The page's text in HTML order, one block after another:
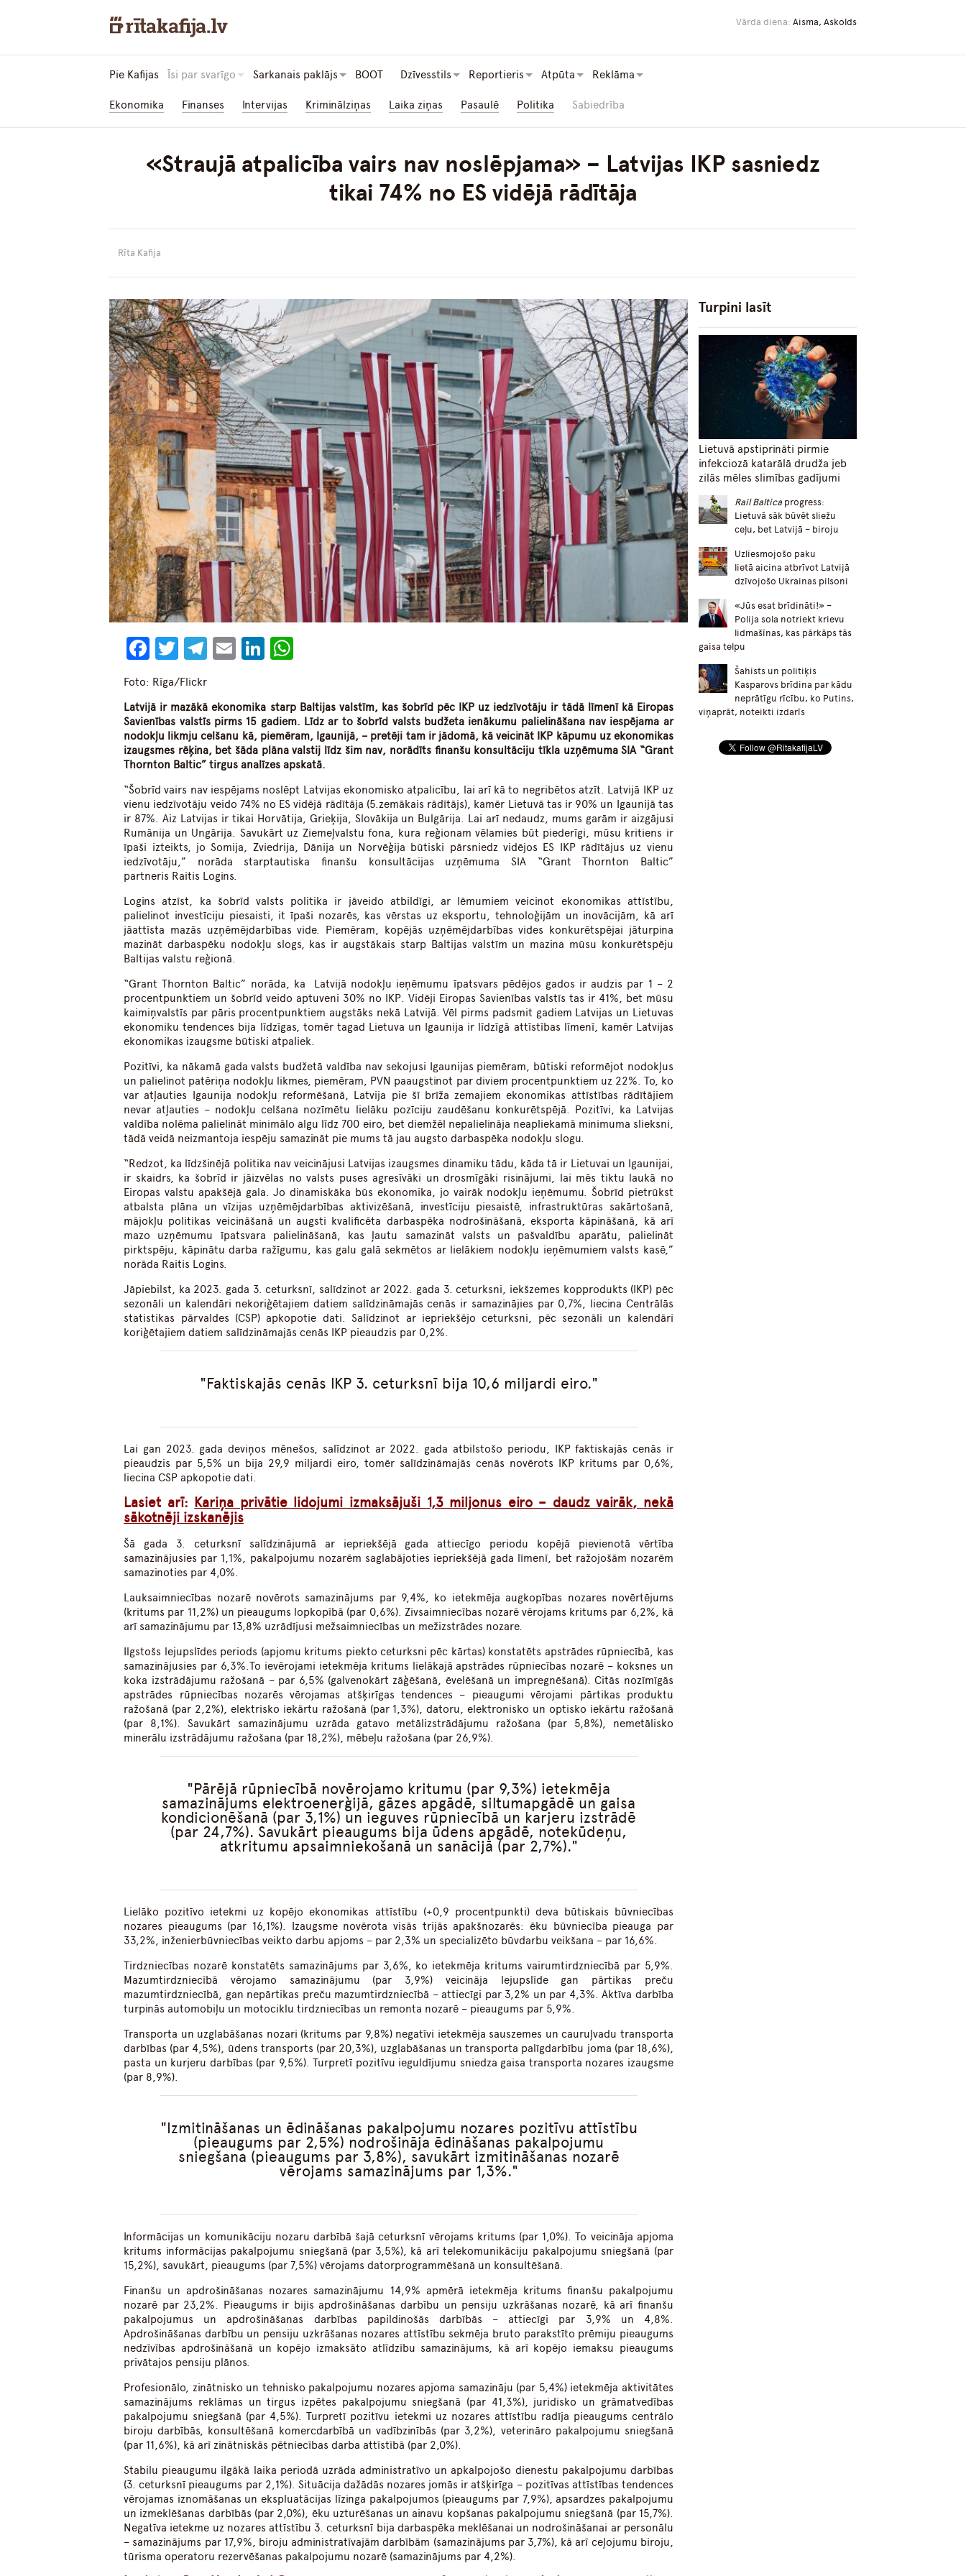
Vārda diena: Aisma, Askolds
Pie Kafijas Īsi par svarīgo Sarkanais paklājs BOOT Dzīvesstils Reportieris Atpūta Reklāma
Ekonomika Finanses Intervijas Kriminālziņas Laika ziņas Pasaulē Politika Sabiedrība
«Straujā atpalicība vairs nav noslēpjama» – Latvijas IKP sasniedz
tikai 74% no ES vidējā rādītāja
Rīta Kafija
Facebook
Twitter
Telegram
EmailLinkedIn
Foto: Rīga/Flickr
Latvijā ir mazākā ekonomika starp Baltijas valstīm, kas šobrīd pēc IKP uz iedzīvotāju ir tādā līmenī kā Eiropas
Savienības valstīs pirms 15 gadiem. Līdz ar to šobrīd valsts budžeta ienākumu palielināšana nav iespējama ar
nodokļu likmju celšanu kā, piemēram, Igaunijā, – pretēji tam ir jādomā, kā veicināt IKP kāpumu uz ekonomikas
izaugsmes rēķina, bet šāda plāna valstij līdz šim nav, norādīts finanšu konsultāciju tīkla uzņēmuma SIA “Grant
Thornton Baltic” tirgus analīzes apskatā.
“Šobrīd vairs nav iespējams noslēpt Latvijas ekonomisko atpalicību, lai arī kā to negribētos atzīt. Latvijā IKP uz
vienu iedzīvotāju veido 74% no ES vidējā rādītāja (5.zemākais rādītājs), kamēr Lietuvā tas ir 90% un Igaunijā tas
ir 87%. Aiz Latvijas ir tikai Horvātija, Grieķija, Slovākija un Bulgārija. Lai arī nedaudz, mums garām ir aizgājusi
Rumānija un Ungārija. Savukārt uz Ziemeļvalstu fona, kura reģionam vēlamies būt piederīgi, mūsu kritiens ir
īpaši izteikts, jo Somija, Zviedrija, Dānija un Norvēģija būtiski pārsniedz vidējos ES IKP rādītājus uz vienu
iedzīvotāju,” norāda starptautiska finanšu konsultācijas uzņēmuma SIA “Grant Thornton Baltic”
partneris Raitis Logins.
Logins atzīst, ka šobrīd valsts politika ir jāveido atbildīgi, ar lēmumiem veicinot ekonomikas attīstību,
palielinot investīciju piesaisti, it īpaši nozarēs, kas vērstas uz eksportu, tehnoloģijām un inovācijām, kā arī
jāattīsta mazās uzņēmējdarbības vide. Piemēram, kopējās uzņēmējdarbības vides konkurētspējai jāturpina
mazināt darbaspēku nodokļu slogs, kas ir augstākais starp Baltijas valstīm un mazina mūsu konkurētspēju
Baltijas valstu reģionā.
“Grant Thornton Baltic” norāda, ka Latvijā nodokļu ieņēmumu īpatsvars pēdējos gados ir audzis par 1 – 2
procentpunktiem un šobrīd veido aptuveni 30% no IKP. Vidēji Eiropas Savienības valstīs tas ir 41%, bet mūsu
kaimiņvalstīs par pāris procentpunktiem augstāks nekā Latvijā. Vēl pirms padsmit gadiem Latvijas un Lietuvas
ekonomiku tendences bija līdzīgas, tomēr tagad Lietuva un Igaunija ir līdzīgā attīstības līmenī, kamēr Latvijas
ekonomikas izaugsme būtiski atpaliek.
Pozitīvi, ka nākamā gada valsts budžetā valdība nav sekojusi Igaunijas piemēram, būtiski reformējot nodokļus
un palielinot patēriņa nodokļu likmes, piemēram, PVN paaugstinot par diviem procentpunktiem uz 22%. To, ko
var atļauties Igaunija nodokļu reformēšanā, Latvija pie šī brīža zemajiem ekonomikas attīstības rādītājiem
nevar atļauties – nodokļu celšana nozīmētu lielāku pozīciju zaudēšanu konkurētspējā. Pozitīvi, ka Latvijas
valdība nolēma palielināt minimālo algu līdz 700 eiro, bet diemžēl nepalielināja neapliekamā minimuma slieksni,
tādā veidā neizmantoja iespēju samazināt pie mums tā jau augsto darbaspēka nodokļu slogu.
“Redzot, ka līdzšinējā politika nav veicinājusi Latvijas izaugsmes dinamiku tādu, kāda tā ir Lietuvai un Igaunijai,
ir skaidrs, ka šobrīd ir jāizvēlas no valsts puses agresīvāki un drosmīgāki risinājumi, lai mēs tiktu laukā no
Eiropas valstu apakšējā gala. Jo dinamiskāka būs ekonomika, jo vairāk nodokļu ieņēmumu. Šobrīd pietrūkst
atbalsta plāna un vīzijas uzņēmējdarbības aktivizēšanā, investīciju piesaistē, infrastruktūras sakārtošanā,
mājokļu politikas veicināšanā un augsti kvalificēta darbaspēka nodrošināšanā, eksporta kāpināšanā, kā arī
mazo uzņēmumu īpatsvara palielināšanā, kas ļautu samazināt valsts un pašvaldību aparātu, palielināt
pirktspēju, kāpinātu darba ražīgumu, kas galu galā sekmētos ar lielākiem nodokļu ieņēmumiem valsts kasē,”
norāda Raitis Logins.
Jāpiebilst, ka 2023. gada 3. ceturksnī, salīdzinot ar 2022. gada 3. ceturksni, iekšzemes kopprodukts (IKP) pēc
sezonāli un kalendāri nekoriģētajiem datiem salīdzināmajās cenās ir samazinājies par 0,7%, liecina Centrālās
statistikas pārvaldes (CSP) apkopotie dati. Salīdzinot ar iepriekšējo ceturksni, pēc sezonāli un kalendāri
koriģētajiem datiem salīdzināmajās cenās IKP pieaudzis par 0,2%.
Faktiskajās cenās IKP 3. ceturksnī bija 10,6 miljardi eiro.
Lai gan 2023. gada deviņos mēnešos, salīdzinot ar 2022. gada atbilstošo periodu, IKP faktiskajās cenās ir
pieaudzis par 5,5% un bija 29,9 miljardi eiro, tomēr salīdzināmajās cenās novērots IKP kritums par 0,6%,
liecina CSP apkopotie dati.
Lasiet arī: Kariņa privātie lidojumi izmaksājuši 1,3 miljonus eiro – daudz vairāk, nekā
sākotnēji izskanējis
Šā gada 3. ceturksnī salīdzinājumā ar iepriekšējā gada attiecīgo periodu kopējā pievienotā vērtība
samazinājusies par 1,1%, pakalpojumu nozarēm saglabājoties iepriekšējā gada līmenī, bet ražojošām nozarēm
samazinoties par 4,0%.
Lauksaimniecības nozarē novērots samazinājums par 9,4%, ko ietekmēja augkopības nozares novērtējums
(kritums par 11,2%) un pieaugums lopkopībā (par 0,6%). Zivsaimniecības nozarē vērojams kritums par 6,2%, kā
arī samazinājumu par 13,8% uzrādījusi mežsaimniecības un mežizstrādes nozare.
Ilgstošs lejupslīdes periods (apjomu kritums piekto ceturksni pēc kārtas) konstatēts apstrādes rūpniecībā, kas
samazinājusies par 6,3%.To ievērojami ietekmēja kritums lielākajā apstrādes rūpniecības nozarē – koksnes un
koka izstrādājumu ražošanā – par 6,5% (galvenokārt zāģēšanā, ēvelēšanā un impregnēšanā). Citās nozīmīgās
apstrādes rūpniecības nozarēs vērojamas atšķirīgas tendences – pieaugumi vērojami pārtikas produktu
ražošanā (par 2,2%), elektrisko iekārtu ražošanā (par 1,3%), datoru, elektronisko un optisko iekārtu ražošanā
(par 8,1%). Savukārt samazinājumu uzrāda gatavo metālizstrādājumu ražošana (par 5,8%), nemetālisko
minerālu izstrādājumu ražošana (par 18,2%), mēbeļu ražošana (par 26,9%).
Pārējā rūpniecībā novērojamo kritumu (par 9,3%) ietekmēja
samazinājums elektroenerģijā, gāzes apgādē, siltumapgādē un gaisa
kondicionēšanā (par 3,1%) un ieguves rūpniecībā un karjeru izstrādē
(par 24,7%). Savukārt pieaugums bija ūdens apgādē, notekūdeņu,
atkritumu apsaimniekošanā un sanācijā (par 2,7%).
Lielāko pozitīvo ietekmi uz kopējo ekonomikas attīstību (+0,9 procentpunkti) deva būtiskais būvniecības
nozares pieaugums (par 16,1%). Izaugsme novērota visās trijās apakšnozarēs: ēku būvniecība pieauga par
33,2%, inženierbūvniecības veikto darbu apjoms – par 2,3% un specializēto būvdarbu veikšana – par 16,6%.
Tirdzniecības nozarē konstatēts samazinājums par 3,6%, ko ietekmēja kritums vairumtirdzniecībā par 5,9%.
Mazumtirdzniecībā vērojamo samazinājumu (par 3,9%) veicināja lejupslīde gan pārtikas preču
mazumtirdzniecībā, gan nepārtikas preču mazumtirdzniecībā – attiecīgi par 3,2% un par 4,3%. Aktīva darbība
turpinās automobiļu un motociklu tirdzniecības un remonta nozarē – pieaugums par 5,9%.
Transporta un uzglabāšanas nozari (kritums par 9,8%) negatīvi ietekmēja sauszemes un cauruļvadu transporta
darbības (par 4,5%), ūdens transports (par 20,3%), uzglabāšanas un transporta palīgdarbību joma (par 18,6%),
pasta un kurjeru darbības (par 9,5%). Turpretī pozitīvu ieguldījumu sniedza gaisa transporta nozares izaugsme
(par 8,9%).
Izmitināšanas un ēdināšanas pakalpojumu nozares pozitīvu attīstību
(pieaugums par 2,5%) nodrošināja ēdināšanas pakalpojumu
sniegšana (pieaugums par 3,8%), savukārt izmitināšanas nozarē
vērojams samazinājums par 1,3%.
Informācijas un komunikāciju nozaru darbībā šajā ceturksnī vērojams kritums (par 1,0%). To veicināja apjoma
kritums informācijas pakalpojumu sniegšanā (par 3,5%), kā arī telekomunikāciju pakalpojumu sniegšanā (par
15,2%), savukārt, pieaugums (par 7,5%) vērojams datorprogrammēšanā un konsultēšanā.
Finanšu un apdrošināšanas nozares samazinājumu 14,9% apmērā ietekmēja kritums finanšu pakalpojumu
nozarē par 23,2%. Pieaugums ir bijis apdrošināšanas darbību un pensiju uzkrāšanas nozarē, kā arī finanšu
pakalpojumus un apdrošināšanas darbības papildinošās darbībās – attiecīgi par 3,9% un 4,8%.
Apdrošināšanas darbību un pensiju uzkrāšanas nozares attīstību sekmēja bruto parakstīto prēmiju pieaugums
nedzīvības apdrošināšanā un kopējo izmaksāto atlīdzību samazinājums, kā arī kopējo iemaksu pieaugums
privātajos pensiju plānos.
Profesionālo, zinātnisko un tehnisko pakalpojumu nozares apjoma samazināju (par 5,4%) ietekmēja aktivitātes
samazinājums reklāmas un tirgus izpētes pakalpojumu sniegšanā (par 41,3%), juridisko un grāmatvedības
pakalpojumu sniegšanā (par 4,5%). Turpretī pozitīvu ietekmi uz nozares attīstību radīja pieaugums centrālo
biroju darbībās, konsultēšanā komercdarbībā un vadībzinībās (par 3,2%), veterināro pakalpojumu sniegšanā
(par 11,6%), kā arī zinātniskās pētniecības darba attīstībā (par 2,0%).
Stabilu pieaugumu ilgākā laika periodā uzrāda administratīvo un apkalpojošo dienestu pakalpojumu darbības
(3. ceturksnī pieaugums par 2,1%). Situācija dažādās nozares jomās ir atšķirīga – pozitīvas attīstības tendences
vērojamas iznomāšanas un ekspluatācijas līzinga pakalpojumos (pieaugums par 7,9%), apsardzes pakalpojumu
un izmeklēšanas darbībās (par 2,0%), ēku uzturēšanas un ainavu kopšanas pakalpojumu sniegšanā (par 15,7%).
Negatīva ietekme uz nozares attīstību 3. ceturksnī bija darbaspēka meklēšanai un nodrošināšanai ar personālu
– samazinājums par 17,9%, biroju administratīvajām darbībām (samazinājums par 3,7%), kā arī ceļojumu biroju,
tūrisma operatoru rezervēšanas pakalpojumu nozarē (samazinājums par 4,2%).
Turpini lasīt
Lietuvā apstiprināti pirmie
infekciozā katarālā drudža jeb
zilās mēles slimības gadījumi
Rail Baltica progress:
Lietuvā sāk būvēt sliežu
ceļu, bet Latvijā – biroju
Uzliesmojošo paku
lietā aicina atbrīvot Latvijā
dzīvojošo Ukrainas pilsoni
«Jūs esat brīdināti!» –
Polija sola notriekt krievu
lidmašīnas, kas pārkāps tās
gaisa telpu
Šahists un politiķis
Kasparovs brīdina par kādu
neprātīgu rīcību, ko Putins,
viņaprāt, noteikti izdarīs